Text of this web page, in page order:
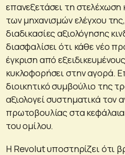
επανεξετάσει τη στελέχωση
των μηχανισμών ελέγχου της,
διαδικασίες αξιολόγησης
διασφαλίσει ότι κάθε νέο
έγκριση από
κυκλοφορήσει στην αγορά.
διοικητικό συμβούλιο της
αξιολογεί συστηματικά τον
πρωτοβουλίας στα
του ομίλου.
Η Revolut υποστηρίζει ότι